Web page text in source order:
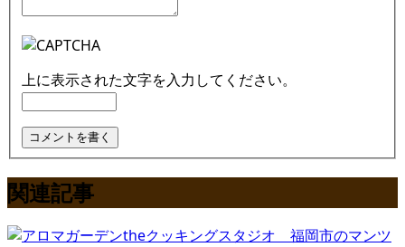
上に表示された文字を入力してください。
関連記事